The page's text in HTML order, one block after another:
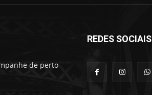
de perto
REDES SOCIAIS